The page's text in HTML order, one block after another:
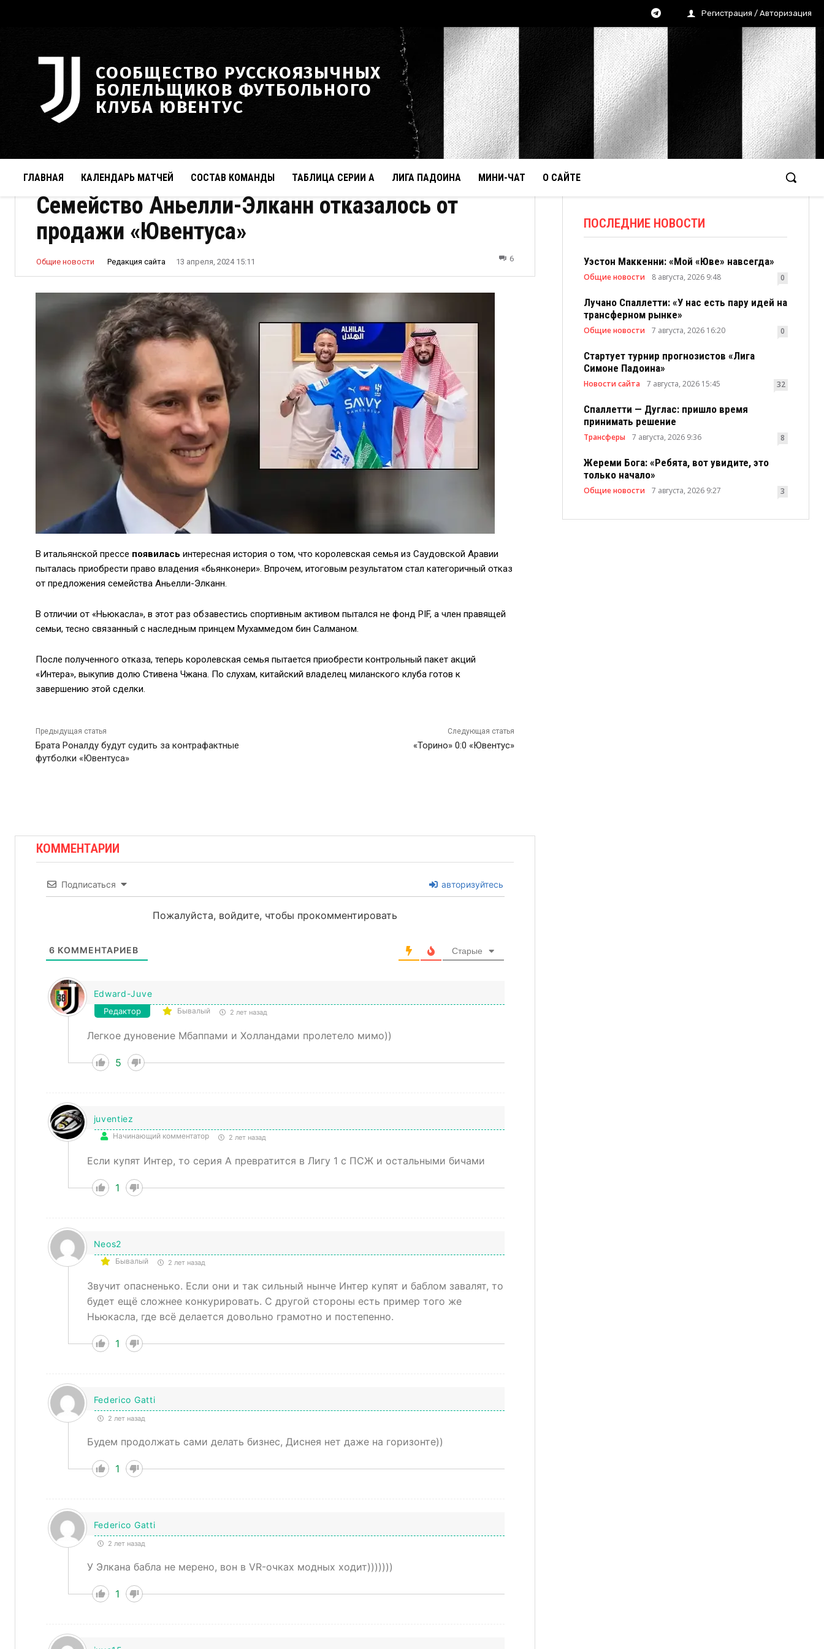
Регистрация / Авторизация
СООБЩЕСТВО РУССКОЯЗЫЧНЫХ
БОЛЕЛЬЩИКОВ ФУТБОЛЬНОГО
КЛУБА ЮВЕНТУС
ГЛАВНАЯ КАЛЕНДАРЬ МАТЧЕЙ СОСТАВ КОМАНДЫ ТАБЛИЦА СЕРИИ А ЛИГА ПАДОИНА МИНИ-ЧАТ О САЙТЕ
Семейство Аньелли-Элканн отказалось от
продажи «Ювентуса»
Общие новости Редакция сайта 13 апреля, 2024 15:11 6
В итальянской прессе появилась интересная история о том, что королевская семья из Саудовской Аравии
пыталась приобрести право владения «бьянконери». Впрочем, итоговым результатом стал категоричный отказ
от предложения семейства Аньелли-Элканн.
В отличии от «Ньюкасла», в этот раз обзавестись спортивным активом пытался не фонд PIF, а член правящей
семьи, тесно связанный с наследным принцем Мухаммедом бин Салманом.
После полученного отказа, теперь королевская семья пытается приобрести контрольный пакет акций
«Интера», выкупив долю Стивена Чжана. По слухам, китайский владелец миланского клуба готов к
завершению этой сделки.
Предыдущая статья
Брата Роналду будут судить за контрафактные
футболки «Ювентуса»
Следующая статья
«Торино» 0:0 «Ювентус»
КОММЕНТАРИИ
Подписаться авторизуйтесь
Пожалуйста, войдите, чтобы прокомментировать
6 КОММЕНТАРИЕВ Старые
Edward-Juve
Редактор Бывалый 2 лет назад
Легкое дуновение Мбаппами и Холландами пролетело мимо))
5
juventiez
Начинающий комментатор 2 лет назад
Если купят Интер, то серия А превратится в Лигу 1 с ПСЖ и остальными бичами
1
Neos2
Бывалый 2 лет назад
Звучит опасненько. Если они и так сильный нынче Интер купят и баблом завалят, то
будет ещё сложнее конкурировать. С другой стороны есть пример того же
Ньюкасла, где всё делается довольно грамотно и постепенно.
1
Federico Gatti
2 лет назад
Будем продолжать сами делать бизнес, Диснея нет даже на горизонте))
1
Federico Gatti
2 лет назад
У Элкана бабла не мерено, вон в VR-очках модных ходит)))))))
1
ПОСЛЕДНИЕ НОВОСТИ
Уэстон Маккенни: «Мой «Юве» навсегда»
Общие новости 8 августа, 2026 9:48 0
Лучано Спаллетти: «У нас есть пару идей на
трансферном рынке»
Общие новости 7 августа, 2026 16:20 0
Стартует турнир прогнозистов «Лига
Симоне Падоина»
Новости сайта 7 августа, 2026 15:45 32
Спаллетти — Дуглас: пришло время
принимать решение
Трансферы 7 августа, 2026 9:36 8
Жереми Бога: «Ребята, вот увидите, это
только начало»
Общие новости 7 августа, 2026 9:27 3